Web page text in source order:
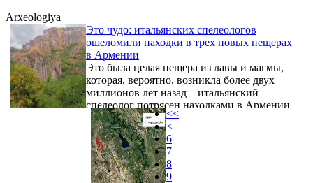
Arxeologiya
Это чудо: итальянских спелеологов
ошеломили находки в трех новых пещерах
в Армении
Это была целая пещера из лавы и магмы,
которая, вероятно, возникла более двух
миллионов лет назад – итальянский
спелеолог потрясен находками в Армении.
<<
<
6
7
8
9